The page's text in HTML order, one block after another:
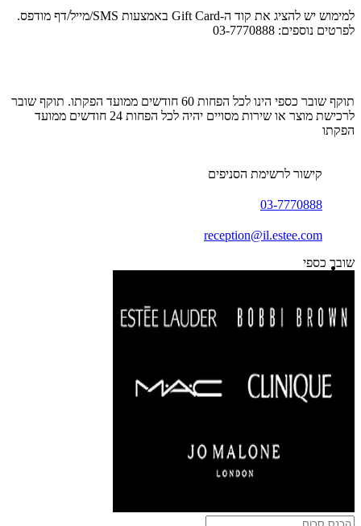
למימוש יש להציג את קוד ה-Gift Card באמצעות SMS/מייל/דף מודפס.
לפרטים נוספים: 03-7770888
תוקף שובר כספי הינו לכל הפחות 60 חודשים ממועד הפקתו. תוקף שובר
לרכישת מוצר או שירות מסויים יהיה לכל הפחות 24 חודשים ממועד
הפקתו
קישור לרשימת הסניפים
03-7770888
reception@il.estee.com
שובר כספי